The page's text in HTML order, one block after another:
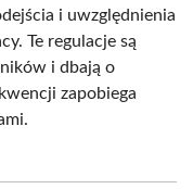
i uwzględnienia
Te regulacje są
i dbają o
zapobiega